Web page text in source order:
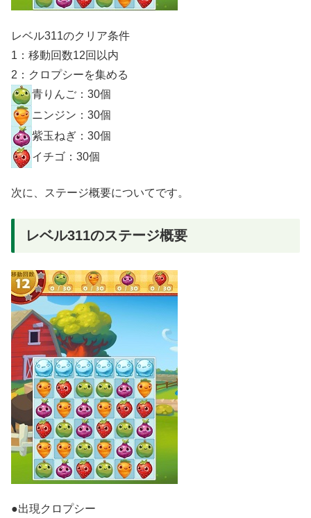
レベル311のクリア条件
1：移動回数12回以内
2：クロプシーを集める
青りんご：30個
ニンジン：30個
紫玉ねぎ：30個
イチゴ：30個
次に、ステージ概要についてです。
レベル311のステージ概要
●出現クロプシー